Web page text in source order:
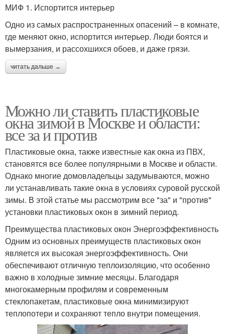
МИФ 1. Испортится интерьер
Одно из самых распространенных опасений – в комнате,
где меняют окно, испортится интерьер. Люди боятся и
вымерзания, и рассохшихся обоев, и даже грязи.
читать дальше →
Можно ли ставить пластиковые
окна зимой в Москве и области:
все за и против
Пластиковые окна, также известные как окна из ПВХ,
становятся все более популярными в Москве и области.
Однако многие домовладельцы задумываются, можно
ли устанавливать такие окна в условиях суровой русской
зимы. В этой статье мы рассмотрим все "за" и "против"
установки пластиковых окон в зимний период.
Преимущества пластиковых окон Энергоэффективность
Одним из основных преимуществ пластиковых окон
является их высокая энергоэффективность. Они
обеспечивают отличную теплоизоляцию, что особенно
важно в холодные зимние месяцы. Благодаря
многокамерным профилям и современным
стеклопакетам, пластиковые окна минимизируют
теплопотери и сохраняют тепло внутри помещения.